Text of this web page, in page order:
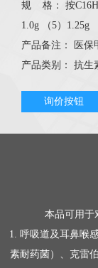
规 格：
按
1.0g （5）1.25g
产品备注：
医保
产品类别：
抗生
询价按钮
本品可用于
1. 呼吸道及耳鼻喉
素耐药菌）、克雷